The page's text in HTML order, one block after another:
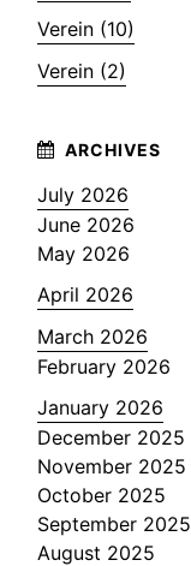
Verein (10)
Verein (2)
July 2026
June 2026
May 2026
April 2026
March 2026
February 2026
January 2026
December 2025
November 2025
October 2025
September 2025
August 2025